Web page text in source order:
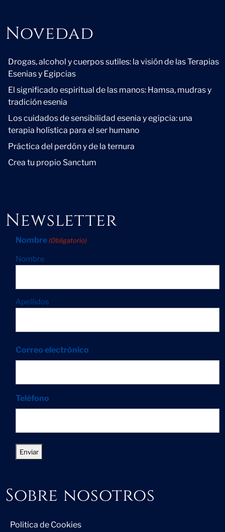
Novedad
Novedad
Drogas, alcohol y cuerpos sutiles: la visión de las Terapias
Esenias y Egipcias
El significado espiritual de las manos: Hamsa, mudras y
tradición esenia
Los cuidados de sensibilidad esenia y egipcia: una
terapia holística para el ser humano
Práctica del perdón y de la ternura
Crea tu propio Sanctum
Newsletter
Nombre (Obligatorio)
Nombre
Apellidos
Correo electrónico
Teléfono
Sobre nosotros
Politica de Cookies